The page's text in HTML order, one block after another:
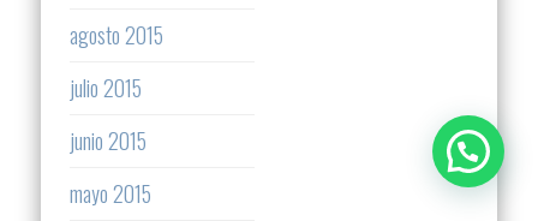
agosto 2015
julio 2015
junio 2015
mayo 2015